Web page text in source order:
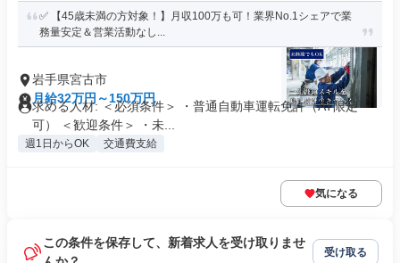
✅ 【45歳未満の方対象！】月収100万も可！業界No.1シェアで業
務量安定＆営業活動なし...
岩手県宮古市
月給32万円～150万円
求める人材: ＜必須条件＞ ・普通自動車運転免許（AT限定
可） ＜歓迎条件＞ ・未...
週1日からOK 交通費支給
気になる
この条件を保存して、新着求人を受け取りませ
受け取る